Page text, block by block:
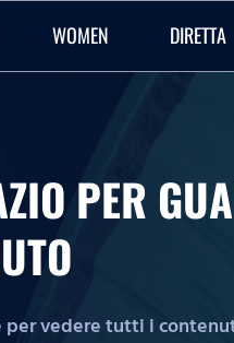
WOMEN DIRETTA
PER
vedere tutti i